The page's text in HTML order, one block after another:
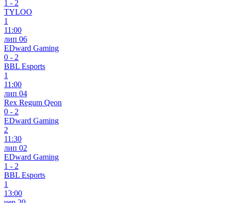
1 - 2
TYLOO
1
11:00
лип 06
EDward Gaming
0 - 2
BBL Esports
1
11:00
лип 04
Rex Regum Qeon
0 - 2
EDward Gaming
2
11:30
лип 02
EDward Gaming
1 - 2
BBL Esports
1
13:00